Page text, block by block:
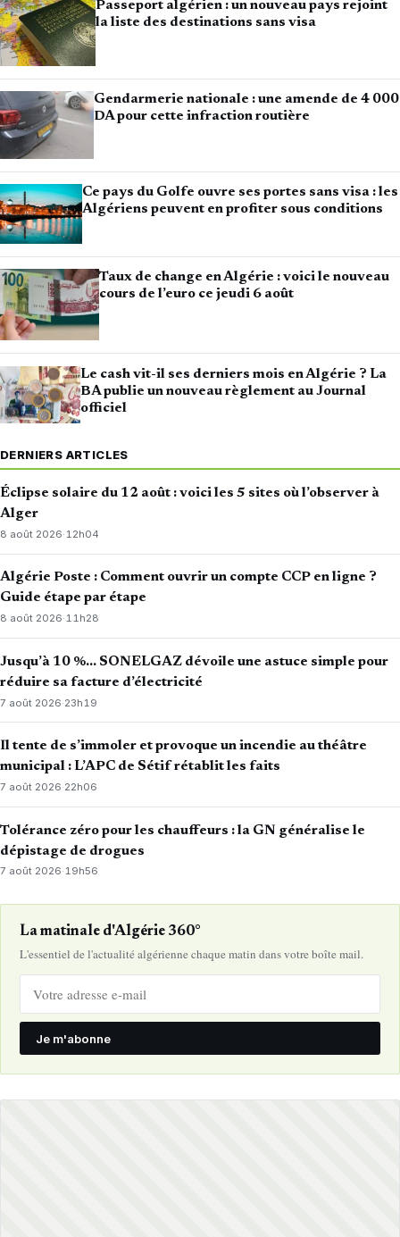
Passeport algérien : un nouveau pays rejoint
la liste des destinations sans visa
Gendarmerie nationale : une amende de 4 000
DA pour cette infraction routière
Ce pays du Golfe ouvre ses portes sans visa : les
Algériens peuvent en profiter sous conditions
Taux de change en Algérie : voici le nouveau
cours de l’euro ce jeudi 6 août
Le cash vit-il ses derniers mois en Algérie ? La
BA publie un nouveau règlement au Journal
officiel
DERNIERS ARTICLES
Éclipse solaire du 12 août : voici les 5 sites où l’observer à
Alger
8 août 2026·12h04
Algérie Poste : Comment ouvrir un compte CCP en ligne ?
Guide étape par étape
8 août 2026·11h28
Jusqu’à 10 %… SONELGAZ dévoile une astuce simple pour
réduire sa facture d’électricité
7 août 2026·23h19
Il tente de s’immoler et provoque un incendie au théâtre
municipal : L’APC de Sétif rétablit les faits
7 août 2026·22h06
Tolérance zéro pour les chauffeurs : la GN généralise le
dépistage de drogues
7 août 2026·19h56
La matinale d'Algérie 360°
L'essentiel de l'actualité algérienne chaque matin dans votre boîte mail.
Je m'abonne